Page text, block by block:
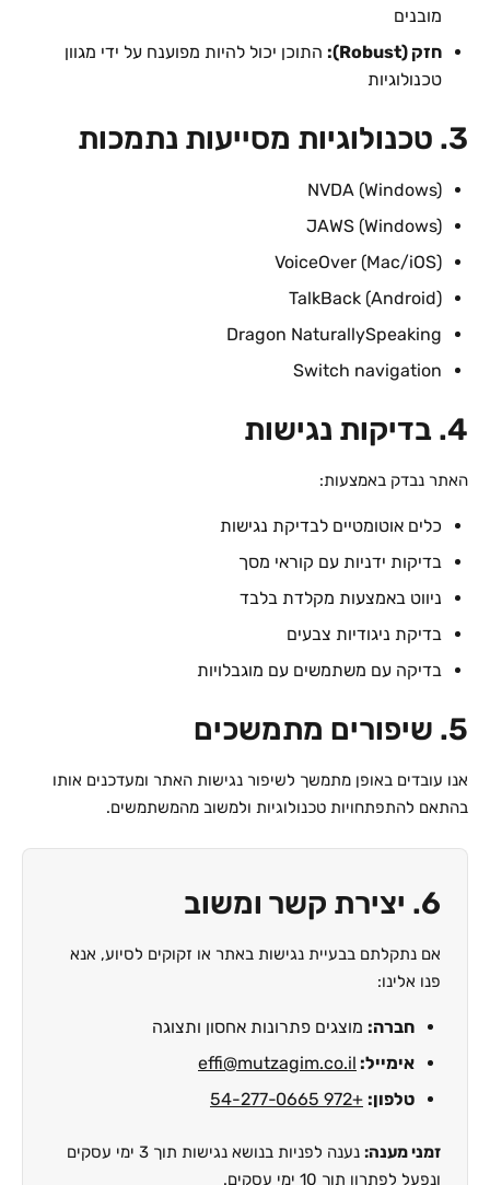
מובנים
חזק (Robust):
התוכן יכול להיות מפוענח על ידי מגוון
טכנולוגיות
3. טכנולוגיות מסייעות נתמכות
NVDA (Windows)
JAWS (Windows)
VoiceOver (Mac/iOS)
TalkBack (Android)
Dragon NaturallySpeaking
Switch navigation
4. בדיקות נגישות
האתר נבדק באמצעות:
כלים אוטומטיים לבדיקת נגישות
בדיקות ידניות עם קוראי מסך
ניווט באמצעות מקלדת בלבד
בדיקת ניגודיות צבעים
בדיקה עם משתמשים עם מוגבלויות
5. שיפורים מתמשכים
אנו עובדים באופן מתמשך לשיפור נגישות האתר ומעדכנים אותו
בהתאם להתפתחויות טכנולוגיות ולמשוב מהמשתמשים.
6. יצירת קשר ומשוב
אם נתקלתם בבעיית נגישות באתר או זקוקים לסיוע, אנא
פנו אלינו:
חברה: מוצגים פתרונות אחסון ותצוגה
אימייל: effi@mutzagim.co.il
טלפון: +972 54-277-0665
זמני מענה:
נענה לפניות בנושא נגישות תוך 3 ימי עסקים
ונפעל לפתרון תוך 10 ימי עסקים.